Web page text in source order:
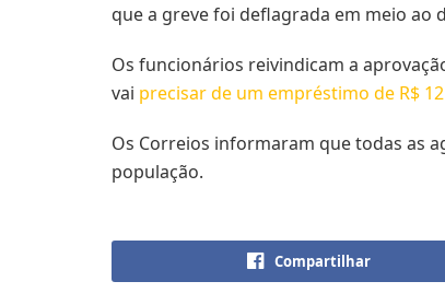
que a greve foi deflagrada em meio ao
Os funcionários reivindicam a
vai precisar de um empréstimo de R$
Os Correios informaram que todas as
população.
Compartilhar